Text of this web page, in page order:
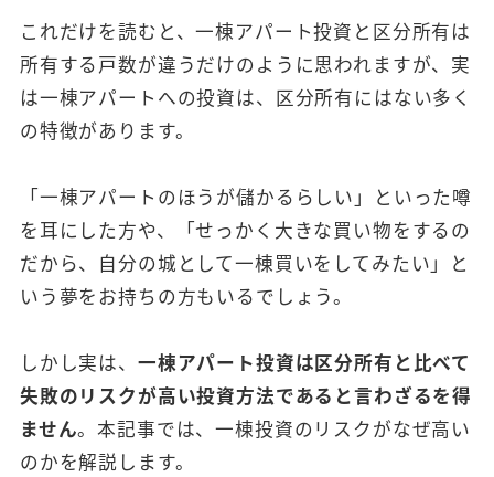
これだけを読むと、一棟アパート投資と区分所有は
所有する戸数が違うだけのように思われますが、実
は一棟アパートへの投資は、区分所有にはない多く
の特徴があります。
「一棟アパートのほうが儲かるらしい」といった噂
を耳にした方や、「せっかく大きな買い物をするの
だから、自分の城として一棟買いをしてみたい」と
いう夢をお持ちの方もいるでしょう。
しかし実は、 一棟アパート投資は区分所有と比べて
失敗のリスクが高い投資方法であると言わざるを得
ません。本記事では、一棟投資のリスクがなぜ高い
のかを解説します。